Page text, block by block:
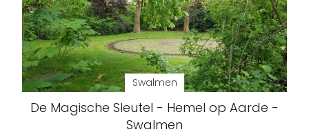
Swalmen
De Magische Sleutel - Hemel op Aarde -
Swalmen